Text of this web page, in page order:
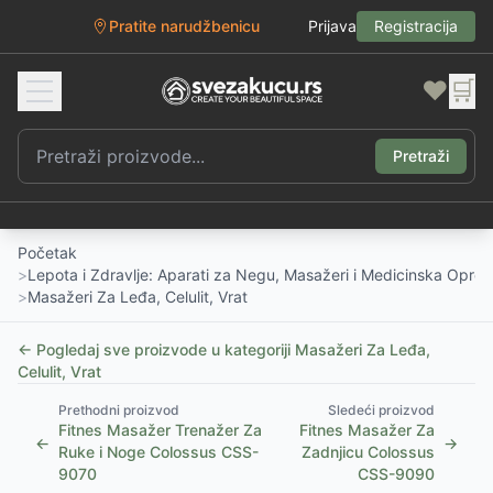
Pratite narudžbenicu Prijava Registracija
❤️ 🛒
Pretraži
Početak
>Lepota i Zdravlje: Aparati za Negu, Masažeri i Medicinska
>Masažeri Za Leđa, Celulit, Vrat
← Pogledaj sve proizvode u kategoriji Masažeri Za Leđa,
Celulit, Vrat
←
Prethodni proizvod
Fitnes Masažer Trenažer Za
Ruke i Noge Colossus CSS-
9070
Sledeći proizvod
Fitnes Masažer Za
Zadnjicu Colossus
CSS-9090
→